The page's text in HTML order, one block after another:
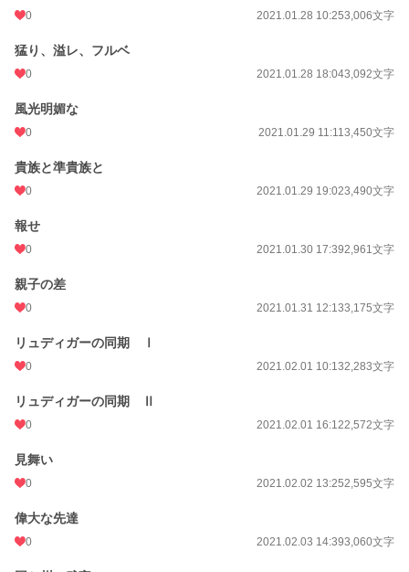
0 2021.01.28 10:253,006文字
猛り、溢レ、フルベ
0 2021.01.28 18:043,092文字
風光明媚な
0 2021.01.29 11:113,450文字
貴族と準貴族と
0 2021.01.29 19:023,490文字
報せ
0 2021.01.30 17:392,961文字
親子の差
0 2021.01.31 12:133,175文字
リュディガーの同期 Ⅰ
0 2021.02.01 10:132,283文字
リュディガーの同期 Ⅱ
0 2021.02.01 16:122,572文字
見舞い
0 2021.02.02 13:252,595文字
偉大な先達
0 2021.02.03 14:393,060文字